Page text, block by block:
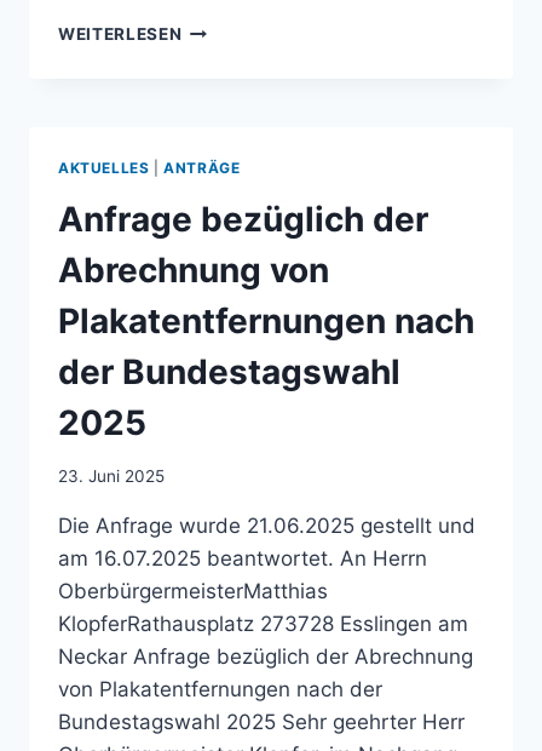
WEITERLESEN AUS
SPORT
SOZIALES
AM
WOHNFLÄCHENBONUS
UND
SCHULDNERBERATUNG
AKTUELLES |ANTRÄGE
Anfrage bezüglich der
Abrechnung von
Plakatentfernungen nach
der Bundestagswahl
2025
23. Juni 2025
Die Anfrage wurde 21.06.2025 gestellt und
am 16.07.2025 beantwortet. An Herrn
OberbürgermeisterMatthias
KlopferRathausplatz 273728 Esslingen am
Neckar Anfrage bezüglich der Abrechnung
von Plakatentfernungen nach der
Bundestagswahl 2025 Sehr geehrter Herr